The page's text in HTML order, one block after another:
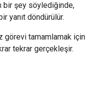
bir şey söylediğinde,
yanıt döndürülür.
görevi tamamlamak için
tekrar gerçekleşir.